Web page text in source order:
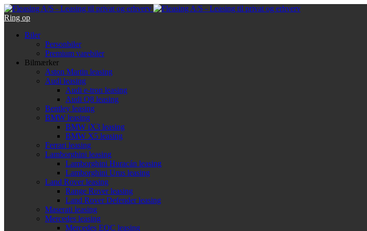
Ring op
Biler
Personbiler
Premium varebiler
Bilmærker
Aston Martin leasing
Audi leasing
Audi e-tron leasing
Audi Q8 leasing
Bentley leasing
BMW leasing
BMW iX3 leasing
BMW X5 leasing
Ferrari leasing
Lamborghini leasing
Lamborghini Huracán leasing
Lamborghini Urus leasing
Land Rover leasing
Range Rover leasing
Land Rover Defender leasing
Maserati leasing
Mercedes leasing
Mercedes EQC leasing